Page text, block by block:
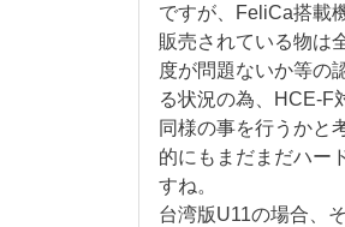
ですが、FeliCa搭載
販売されている物は
度が問題ないか等の
る状況の為、HCE-F
同様の事を行うかと
的にもまだまだハー
すね。
台湾版U11の場合、